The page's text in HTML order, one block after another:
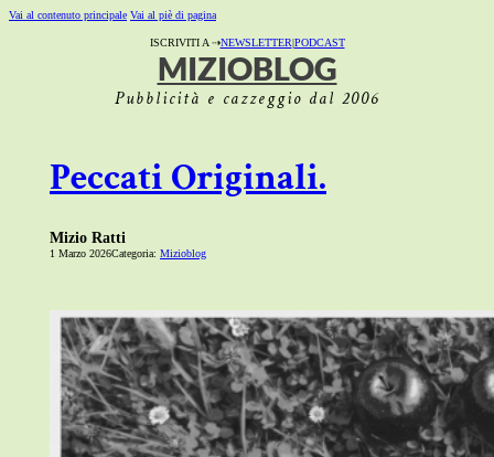
Vai al contenuto principale Vai al piè di pagina
ISCRIVITI A ⇢NEWSLETTER|PODCAST
MIZIOBLOG
Pubblicità e cazzeggio dal 2006
Peccati Originali.
Mizio Ratti
1 Marzo 2026Categoria: Mizioblog